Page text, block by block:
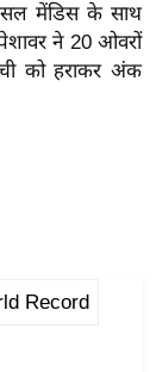
मेंडिस के साथ
ने 20 ओवरों
को हराकर अंक
Record